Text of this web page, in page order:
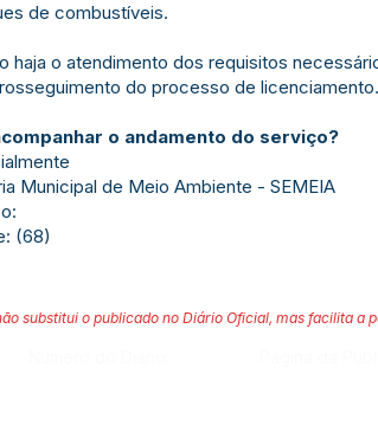
de combustíveis.
haja o atendimento dos requisitos
do processo de licenciamento.
o andamento do serviço?
Municipal de Meio Ambiente - SEMEIA
(68)
substitui o publicado no Diário Oficial, mas facilita a